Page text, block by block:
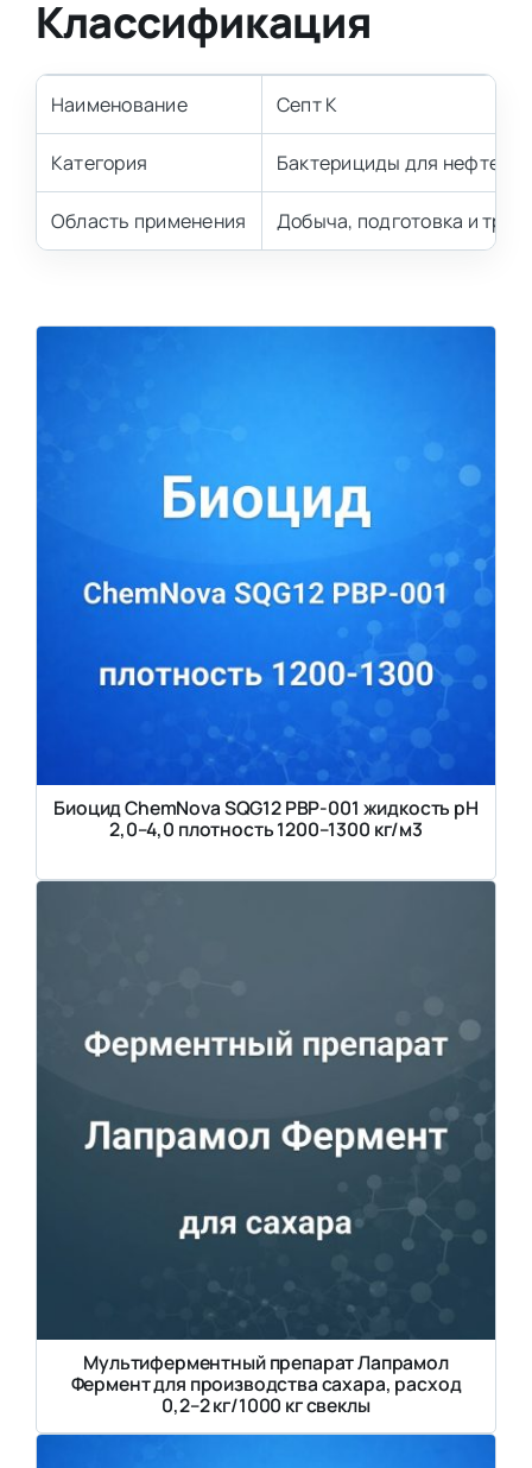
Классификация
Наименование Септ К
Категория Бактерициды для
Область применения Добыча, подготовка и
Биоцид ChemNova SQG12 PBP-001 жидкость pH
2,0–4,0 плотность 1200–1300 кг/м3
Мультиферментный препарат Лапрамол
Фермент для производства сахара, расход
0,2–2 кг/1000 кг свеклы